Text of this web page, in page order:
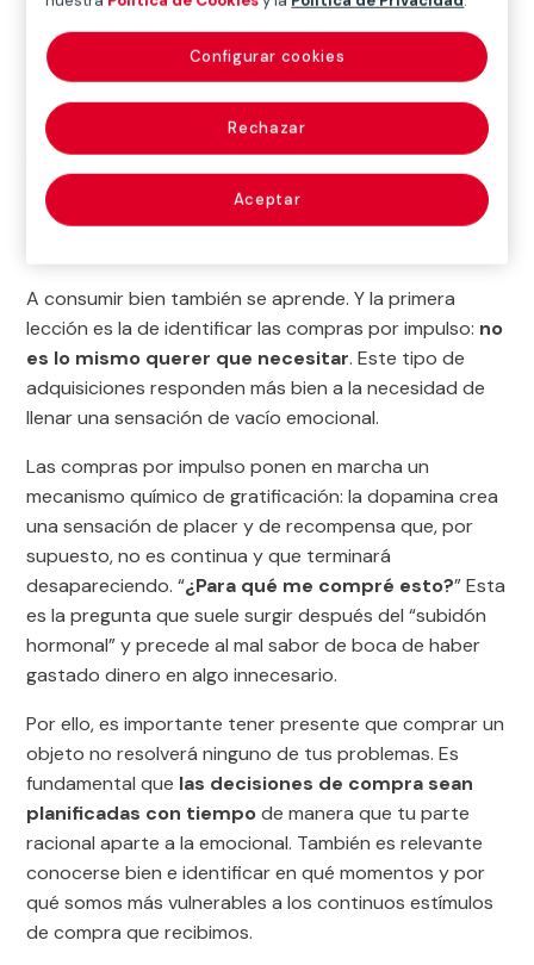
 Ahorro e Inversión
Las compras emocionales pueden llevarte a estar
rodeado de objetos que no necesitas y que no te
harán sentirte mejor.Recuerda: la felicidad no se
A consumir bien también se aprende. Y la primera
lección es la de identificar las compras por impulso: no
es lo mismo querer que necesitar. Este tipo de
adquisiciones responden más bien a la necesidad de
llenar una sensación de vacío emocional.
Las compras por impulso ponen en marcha un
mecanismo químico de gratificación: la dopamina crea
una sensación de placer y de recompensa que, por
supuesto, no es continua y que terminará
desapareciendo. “¿Para qué me compré esto?” Esta
es la pregunta que suele surgir después del “subidón
hormonal” y precede al mal sabor de boca de haber
gastado dinero en algo innecesario.
Por ello, es importante tener presente que comprar un
objeto no resolverá ninguno de tus problemas. Es
fundamental que las decisiones de compra sean
planificadas con tiempode manera que tu parte
racional aparte a la emocional. También es relevante
conocerse bien e identificar en qué momentos y por
qué somos más vulnerables a los continuos estímulos
de compra que recibimos.
Rechazar
Aceptar
Configurar cookies